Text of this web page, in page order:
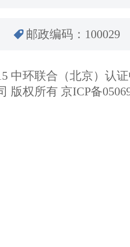
邮政编码：100029
中环联合（北京）认
版权所有 京ICP备